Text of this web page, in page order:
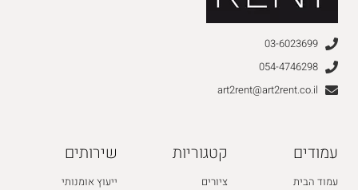
03-6023699
054-4746298
art2rent@art2rent.co.il
עמודים
עמוד הבית
קטגוריות
ציורים
שירותים
ייעוץ אומנותי